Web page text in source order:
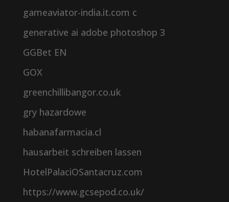
gameaviator-india.it.com c
generative ai adobe photoshop 3
GGBet EN
GOX
greenchillibangor.co.uk
gry hazardowe
habanafarmacia.cl
hausarbeit schreiben lassen
HotelPalaciOSantacruz.com
https://www.gcsepod.co.uk/